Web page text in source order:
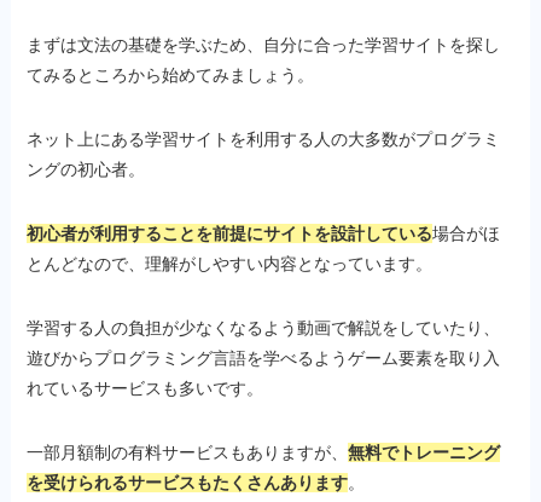
まずは文法の基礎を学ぶため、自分に合った学習サイトを探し
てみるところから始めてみましょう。
ネット上にある学習サイトを利用する人の大多数がプログラミ
ングの初心者。
初心者が利用することを前提にサイトを設計している場合がほ
とんどなので、理解がしやすい内容となっています。
学習する人の負担が少なくなるよう動画で解説をしていたり、
遊びからプログラミング言語を学べるようゲーム要素を取り入
れているサービスも多いです。
一部月額制の有料サービスもありますが、無料でトレーニング
を受けられるサービスもたくさんあります。